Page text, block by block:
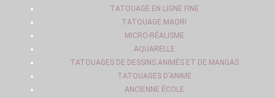
TATOUAGE EN LIGNE FINE
TATOUAGE MAORI
MICRO-RÉALISME
AQUARELLE
TATOUAGES DE DESSINS ANIMÉS ET DE MANGAS
TATOUAGES D'ANIME
ANCIENNE ÉCOLE